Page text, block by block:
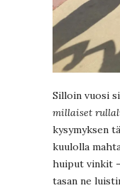
Silloin vuosi
millaiset
kysymyksen
kuulolla
huiput vinkit
tasan ne